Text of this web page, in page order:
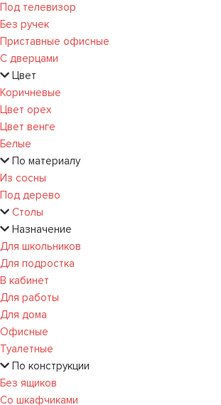
Под телевизор
Без ручек
Приставные офисные
С дверцами
Цвет
Коричневые
Цвет орех
Цвет венге
Белые
По материалу
Из сосны
Под дерево
Столы
Назначение
Для школьников
Для подростка
В кабинет
Для работы
Для дома
Офисные
Туалетные
По конструкции
Без ящиков
Со шкафчиками